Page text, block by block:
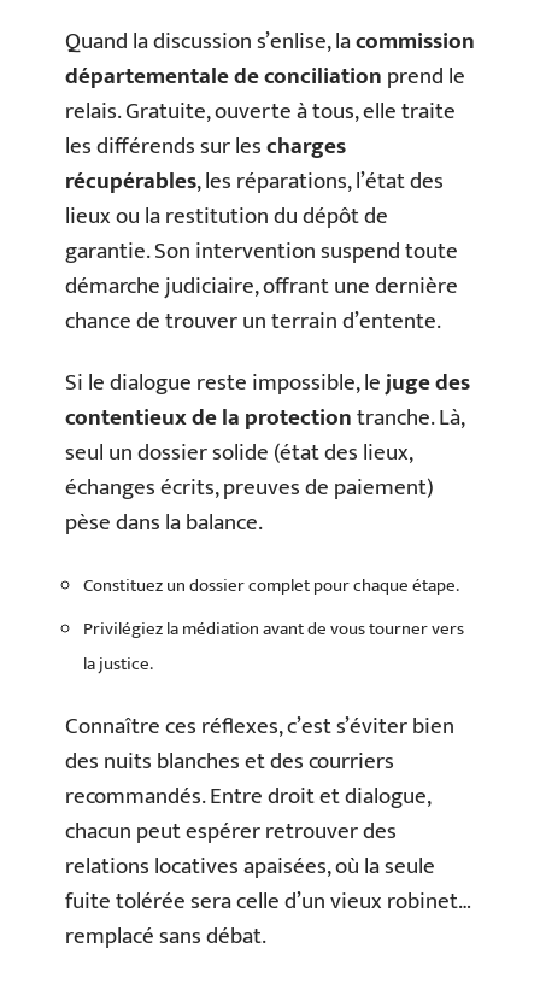
Quand la discussion s’enlise, lacommission
départementale de conciliationprend le
relais. Gratuite, ouverte à tous, elle traite
les différends sur lescharges
récupérables, les réparations, l’état des
lieux ou la restitution du dépôt de
garantie. Son intervention suspend toute
démarche judiciaire, offrant une dernière
chance de trouver un terrain d’entente.
Si le dialogue reste impossible, lejuge des
contentieux de la protectiontranche. Là,
seul un dossier solide (état des lieux,
échanges écrits, preuves de paiement)
pèse dans la balance.
Constituez un dossier complet pour chaque étape.
Privilégiez la médiation avant de vous tourner vers
la justice.
Connaître ces réflexes, c’est s’éviter bien
des nuits blanches et des courriers
recommandés. Entre droit et dialogue,
chacun peut espérer retrouver des
relations locatives apaisées, où la seule
fuite tolérée sera celle d’un vieux robinet…
remplacé sans débat.